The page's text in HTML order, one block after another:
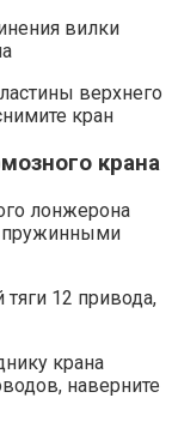
вилки
верхнего
кран
крана
лонжерона
пружинными
12 привода,
крана
наверните